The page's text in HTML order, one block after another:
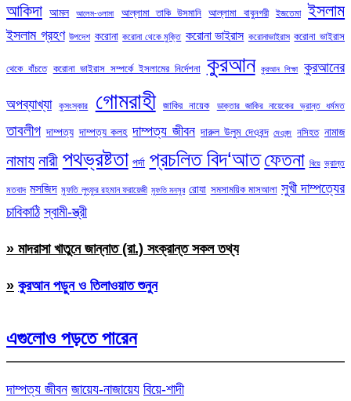
আকিদা আমল আলেম-ওলামা আল্লামা তাকি উসমানি আল্লামা বাবুনগরী ইজতেমা ইসলাম
ইসলাম গ্রহণ উপদেশ করোনা করোনা থেকে মুক্তি করোনা ভাইরাস করোনাভাইরাস করোনা ভাইরাস
থেকে বাঁচতে করোনা ভাইরাস সম্পর্কে ইসলামের নির্দেশনা কুরআন কুরআন শিক্ষা কুরআনের
অপব্যাখ্যা কুসংস্কার গোমরাহী জাকির নায়েক ডাক্তার জাকির নায়েকের ভ্রান্ত ধর্মমত
তাবলীগ দাম্পত্য দাম্পত্য কলহ দাম্পত্য জীবন দারুল উলুম দেওবন্দ দেওবন্দ নসিহত নামাজ
নামায নারী পথভ্রষ্টতা পর্দা প্রচলিত বিদ‘আত ফেতনা বিয়ে ভ্রান্ত
মতবাদ মসজিদ মুফতি লুৎফুর রহমান ফরায়েজী মুফতি মনসুর রোযা সমসাময়িক মাসআলা সুখী দাম্পত্যের
চাবিকাঠি স্বামী-স্ত্রী
» মাদরাসা খাতুনে জান্নাত (রা.) সংক্রান্ত সকল তথ্য
» কুরআন পড়ুন ও তিলাওয়াত শুনুন
এগুলোও পড়তে পারেন
দাম্পত্য জীবন জায়েয-নাজায়েয বিয়ে-শাদী